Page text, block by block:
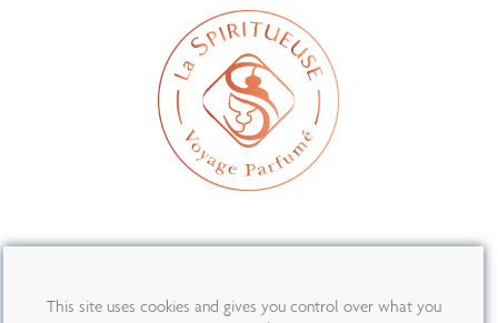
This site uses cookies and gives you control over what you